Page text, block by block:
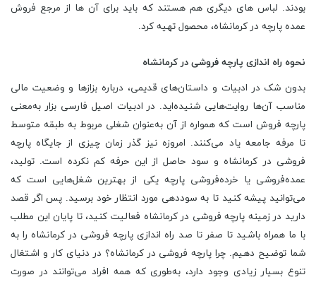
بودند. لباس های دیگری هم هستند که باید برای آن ها از مرجع فروش
عمده پارچه در کرمانشاه، محصول تهیه کرد.
نحوه راه اندازی پارچه فروشی در کرمانشاه
بدون شک در ادبیات و داستان‌های قدیمی، درباره بزازها و وضعیت مالی
مناسب آن‌ها روایت‌هایی شنیده‌اید. در ادبیات اصیل فارسی بزار به‌معنی
پارچه ‌فروش است که همواره از آن به‌عنوان شغلی مربوط به طبقه متوسط
تا مرفه جامعه یاد می‌کنند. امروزه نیز گذر زمان چیزی از جایگاه پارچه
فروشی در کرمانشاه و سود حاصل از این حرفه کم نکرده است. تولید،
عمده‌فروشی یا خرده‌فروشی پارچه یکی از بهترین شغل‌هایی است که
می‌توانید پیشه کنید تا به سوددهی مورد انتظار خود برسید. پس اگر قصد
دارید در زمینه پارچه فروشی در کرمانشاه فعالیت کنید، تا پایان این مطلب
با ما همراه باشید تا صفر تا صد راه اندازی پارچه فروشی در کرمانشاه را به
شما توضیح دهیم. چرا پارچه فروشی در کرمانشاه؟ در دنیای کار و اشتغال
تنوع بسیار زیادی وجود دارد، به‌طوری که همه افراد می‌توانند در صورت